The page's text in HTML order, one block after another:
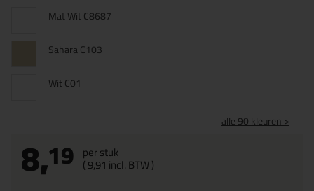
Mat Wit C8687
Sahara C103
Wit C01
alle 90 kleuren >
8,19 per stuk
(9,91 incl. BTW )